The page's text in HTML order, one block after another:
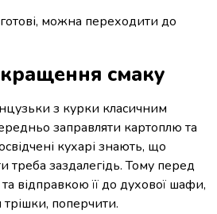
можна переходити до
смаку
з курки класичним
заправляти картоплю та
кухарі знають, що
треба заздалегідь. Тому перед
відправкою її до духової шафи,
поперчити.